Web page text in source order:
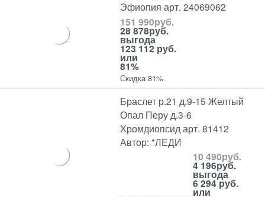
Эфиопия арт. 24069062
151 990руб.
28 878руб.
выгода
123 112 руб.
или
81%
Скидка 81%
Браслет р.21 д.9-15 Желтый
Опал Перу д.3-6
Хромдиопсид арт. 81412
Автор: *ЛЕДИ
10 490руб.
4 196руб.
выгода
6 294 руб.
или